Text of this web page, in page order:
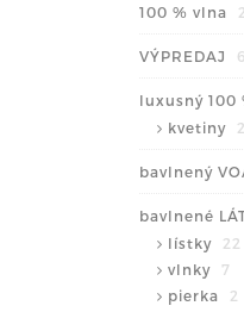
100 % vlna 2
VÝPREDAJ
luxusný 100
kvetiny
bavlnený
bavlnené
lístky
22
vlnky
7
pierka
2